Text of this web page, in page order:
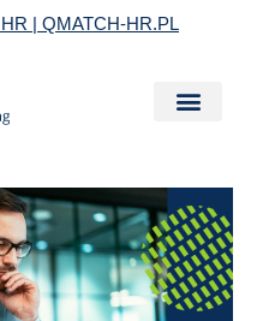
| QMATCH-HR.PL